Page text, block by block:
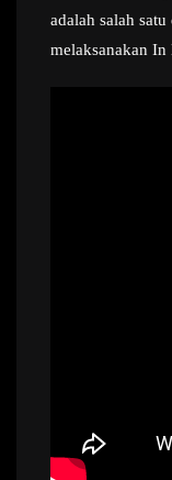
adalah salah
melaksanakan In